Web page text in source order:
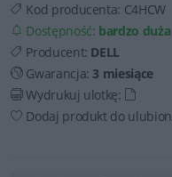
Kod producenta: C4HCW
Dostępność: bardzo duża
Producent: DELL
Gwarancja:3 miesiące
Wydrukuj ulotkę:
Dodaj produkt do